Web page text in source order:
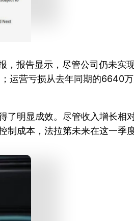
报告显示，尽管公司仍未
营亏损从去年同期的6640
明显成效。尽管收入增长相
成本，法拉第未来在这一季